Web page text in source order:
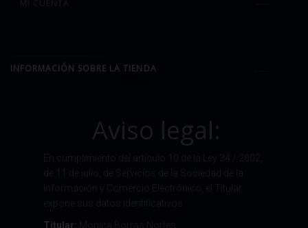
INFORMACIÓN SOBRE LA TIENDA
Aviso legal:
En cumplimiento del artículo 10 de la Ley 34 / 2002,
de 11 de julio, de Servicios de la Sociedad de la
Información y Comercio Electrónico, el Titular
expone sus datos identificativos.
Titular: Monica Borras Nortes.